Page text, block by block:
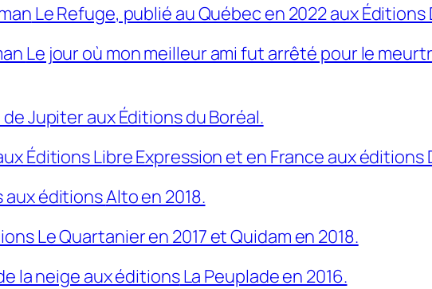
Le Refuge, publié au Québec en 2022 aux Éditions
Le jour où mon meilleur ami fut arrêté pour le
de Jupiteraux Éditions du Boréal.
Éditions Libre Expression et en France aux éditions
aux éditionsAlto en 2018.
Le Quartanier en 2017 et Quidam en 2018.
la neige aux éditionsLa Peuplade en 2016.